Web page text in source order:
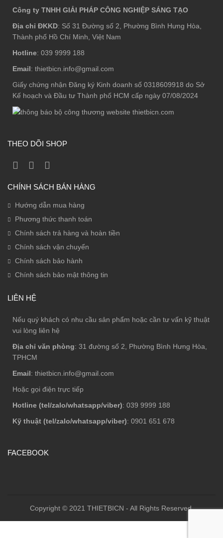
Công ty TNHH GIẢI PHÁP CÔNG NGHIỆP SÁNG TẠO
Địa chỉ ĐKKD: Số 31 Đường số 2, Phường Bình Hưng Hòa,
Thành phố Hồ Chí Minh, Việt Nam
Hotline: 039 9999 188
Email: thietbicn.info@gmail.com
Giấy chứng nhận Đăng ký Kinh doanh số 0318609918 do Sở
Kế hoạch và Đầu tư Thành phố HCM cấp ngày 07/08/2024
THEO DÕI SHOP
CHÍNH SÁCH BÁN HÀNG
Hướng dẫn mua hàng
Phương thức thanh toán
Chính sách trả hàng và hoàn tiền
Chính sách vận chuyển
Chính sách bảo hành
Chính sách bảo mật thông tin
LIÊN HỆ
Nếu quý khách có nhu cầu sản phẩm hoặc cần tư vấn kỹ thuật
vui lòng liên hệ
Địa chỉ văn phòng: 31 đường số 2, Phường Bình Hưng Hòa,
TPHCM
Email: thietbicn.info@gmail.com
Hoặc gọi điện trực tiếp
Hotline (tel/zalo/whatsapp/viber): 039 9999 188
Kỹ thuật (tel/zalo/whatsapp/viber): 0901 651 678
FACEBOOK
Copyright © 2021 THIETBICN - All Rights Reserved.